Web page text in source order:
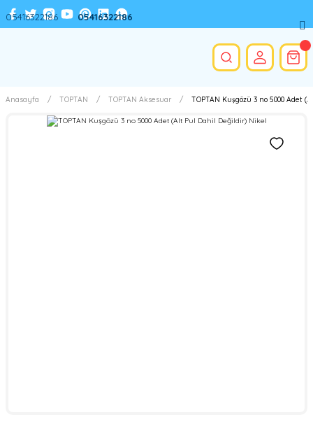
Anasayfa TOPTAN TOPTAN Aksesuar TOPTAN Kuşgözü 3 no 5000 Adet
05416322186 05416322186